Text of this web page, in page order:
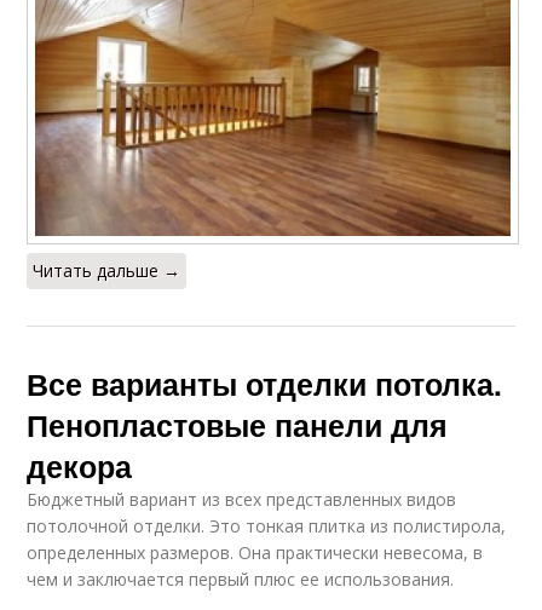
Читать дальше →
Все варианты отделки потолка.
Пенопластовые панели для
декора
Бюджетный вариант из всех представленных видов
потолочной отделки. Это тонкая плитка из полистирола,
определенных размеров. Она практически невесома, в
чем и заключается первый плюс ее использования.